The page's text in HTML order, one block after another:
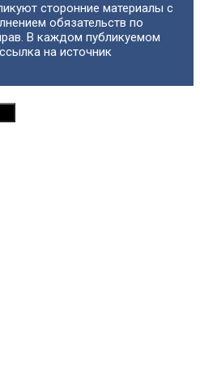
сторонние материалы с
обязательств по
В каждом публикуемом
на источник